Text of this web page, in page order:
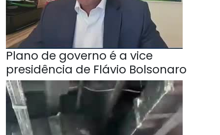
Plano de governo é a vice
presidência de Flávio Bolsonaro